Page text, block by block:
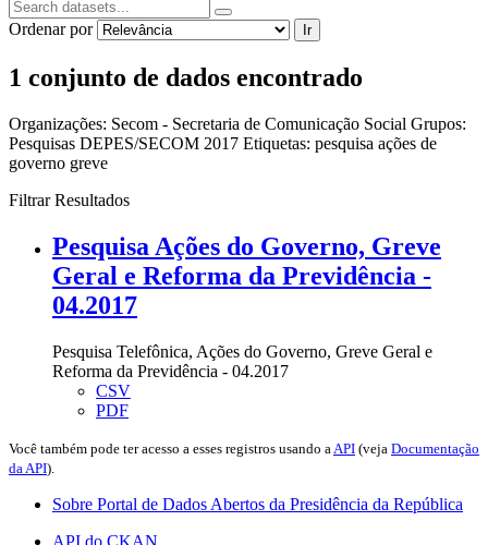
Ordenar por Ir
1 conjunto de dados encontrado
Organizações: Secom - Secretaria de Comunicação Social Grupos:
Pesquisas DEPES/SECOM 2017 Etiquetas: pesquisa ações de
governo greve
Filtrar Resultados
Pesquisa Ações do Governo, Greve
Geral e Reforma da Previdência -
04.2017
Pesquisa Telefônica, Ações do Governo, Greve Geral e
Reforma da Previdência - 04.2017
CSV
PDF
Você também pode ter acesso a esses registros usando a API (veja Documentação
da API).
Sobre Portal de Dados Abertos da Presidência da República
API do CKAN